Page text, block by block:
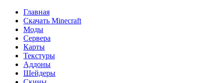
Главная
Скачать Minecraft
Моды
Сервера
Карты
Текстуры
Аддоны
Шейдеры